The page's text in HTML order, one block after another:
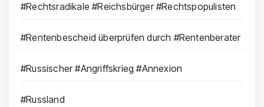
#Rechtsradikale #Reichsbürger #Rechtspopulisten
#Rentenbescheid überprüfen durch #Rentenberater
#Russischer #Angriffskrieg #Annexion
#Russland